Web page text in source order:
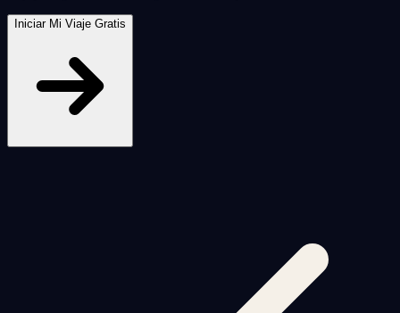
Iniciar Mi Viaje Gratis